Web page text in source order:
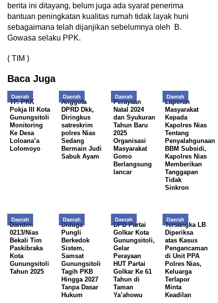
berita ini ditayang, belum juga ada syarat penerima
bantuan peningkatan kualitas rumah tidak layak huni
sebagaimana telah dijanjikan sebelumnya oleh B.
Gowasa selaku PPK.
( TIM )
Baca Juga
Daerah
TP. PKK
Pokja III Kota
Gunungsitoli
Monitoring
Ke Desa
Loloana’a
Lolomoyo
Daerah
Anggota
DPRD Dkk,
Diringkus
satreskrim
polres Nias
Sedang
Bermain Judi
Sabuk Ayam
Daerah
Perayaan
Natal 2024
dan Syukuran
Tahun Baru
2025
Organisasi
Masyarakat
Gomo
Berlangsung
lancar
Daerah
Laporan
Masyarakat
Kepada
Kapolres Nias
Tentang
Penyalahgunaan
BBM Subsidi,
Kapolres Nias
Memberikan
Tanggapan
Tidak
Sinkron
Daerah
Dandim
0213/Nias
Bekali Tim
Paskibraka
Kota
Gunungsitoli
Tahun 2025
Daerah
Diduga
Pungli
Berkedok
Sistem,
Samsat
Gunungsitoli
Tagih PKB
Hingga 2027
Tanpa Dasar
Hukum
Daerah
DPD Partai
Golkar Kota
Gunungsitoli,
Gelar
Perayaan
HUT Partai
Golkar Ke 61
Tahun di
Taman
Ya’ahowu
Daerah
Tersangka LB
Diperiksa
atas Kasus
Pengancaman
di Unit PPA
Polres Nias,
Keluarga
Terlapor
Minta
Keadilan